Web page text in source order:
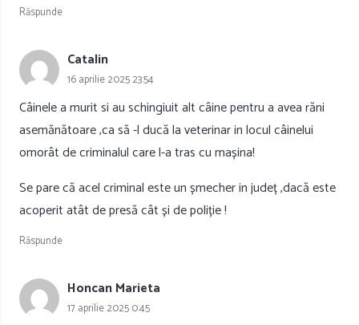
Răspunde
Catalin
16 aprilie 2025 23:54
Câinele a murit si au schingiuit alt câine pentru a avea răni
asemănătoare ,ca să -l ducă la veterinar in locul câinelui
omorât de criminalul care l-a tras cu mașina!
Se pare că acel criminal este un șmecher in județ ,dacă este
acoperit atât de presă cât și de poliție !
Răspunde
Honcan Marieta
17 aprilie 2025 0:45